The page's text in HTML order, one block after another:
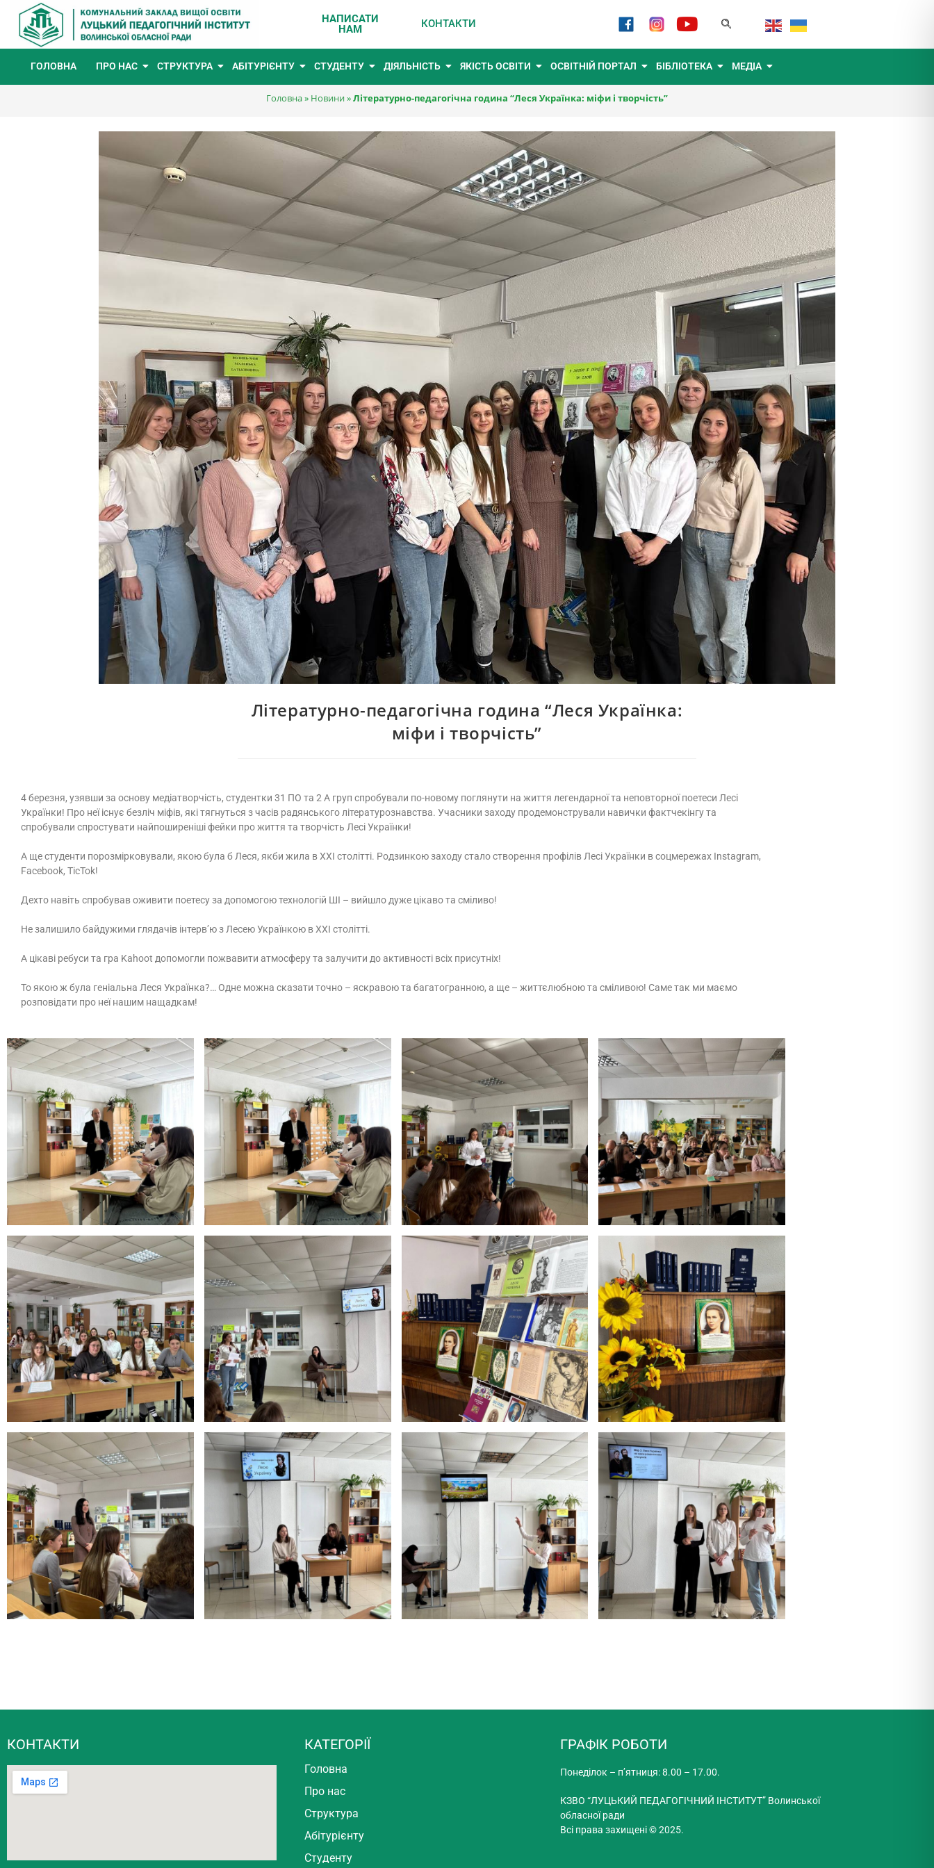
НАПИСАТИ
НАМ
КОНТАКТИ
ГОЛОВНА ПРО НАС СТРУКТУРА АБІТУРІЄНТУ СТУДЕНТУ ДІЯЛЬНІСТЬ ЯКІСТЬ ОСВІТИ ОСВІТНІЙ ПОРТАЛ БІБЛІОТЕКА МЕДІА
Головна» Новини»Літературно-педагогічна година “Леся Українка: міфи і творчість”
Літературно-педагогічна година “Леся Українка:
міфи і творчість”
4 березня, узявши за основу медіатворчість, студентки 31 ПО та 2 А груп спробували по-новому поглянути на життя легендарної та неповторної поетеси Лесі
Українки! Про неї існує безліч міфів, які тягнуться з часів радянського літературознавства. Учасники заходу продемонстрували навички фактчекінгу та
спробували спростувати найпоширеніші фейки про життя та творчість Лесі Українки!
А ще студенти порозмірковували, якою була б Леся, якби жила в ХХІ столітті. Родзинкою заходу стало створення профілів Лесі Українки в соцмережах Instagram,
Facebook, TicTok!
Дехто навіть спробував оживити поетесу за допомогою технологій ШІ – вийшло дуже цікаво та сміливо!
Не залишило байдужими глядачів інтерв’ю з Лесею Українкою в ХХІ столітті.
А цікаві ребуси та гра Kahoot допомогли пожвавити атмосферу та залучити до активності всіх присутніх!
То якою ж була геніальна Леся Українка?… Одне можна сказати точно – яскравою та багатогранною, а ще – життєлюбною та сміливою! Саме так ми маємо
розповідати про неї нашим нащадкам!
КОНТАКТИ КАТЕГОРІЇ
Головна
Про нас
Структура
Абітурієнту
Студенту
ГРАФІК РОБОТИ
Понеділок – п’ятниця: 8.00 – 17.00.
КЗВО “ЛУЦЬКИЙ ПЕДАГОГІЧНИЙ ІНСТИТУТ” Волинської
обласної ради
Всі права захищені © 2025.